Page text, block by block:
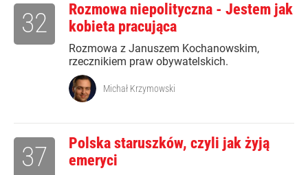
Rozmowa niepolityczna - Jestem jak
kobieta pracująca
Rozmowa z Januszem Kochanowskim,
rzecznikiem praw obywatelskich.
32
Michał Krzymowski
Polska staruszków, czyli jak żyją
emeryci
37